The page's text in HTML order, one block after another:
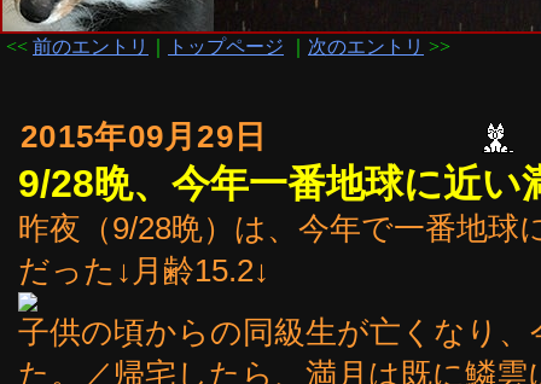
<< 前のエントリ トップページ 次のエントリ >>
2015年09月29日
9/28晩、今年一番地球に近い
昨夜（9/28晩）は、今年で一番地球
だった↓月齢15.2↓
子供の頃からの同級生が亡くなり
た。／帰宅したら、満月は既に鱗